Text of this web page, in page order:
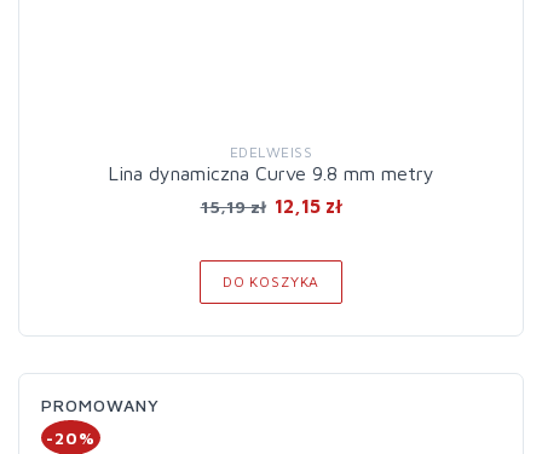
EDELWEISS
Lina dynamiczna Curve 9.8 mm metry
15,19 zł 12,15 zł
DO KOSZYKA
PROMOWANY
-20%